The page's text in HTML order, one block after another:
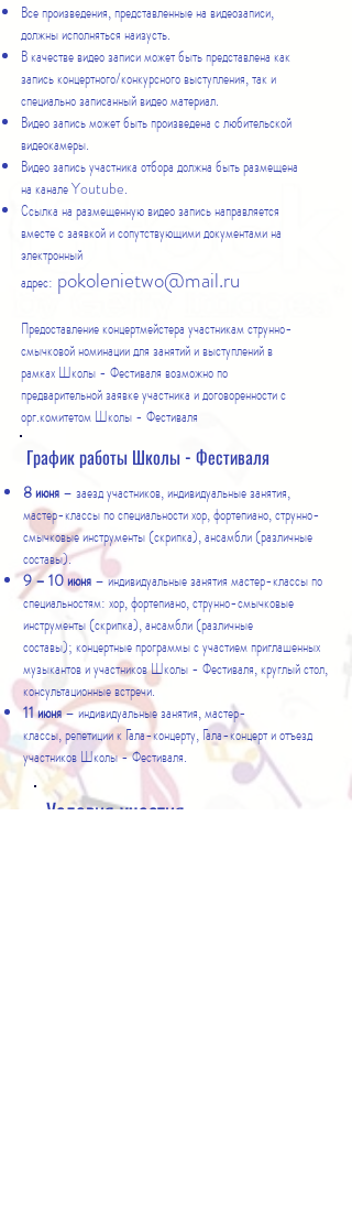
График работы Школы - Фестиваля
Все произведения, представленные на видеозаписи,
должны исполняться наизусть.
В качестве видео записи может быть представлена как
запись концертного/конкурсного выступления, так и
специально записанный видео материал.
Видео запись может быть произведена с любительской
видеокамеры.
Видео запись участника отбора должна быть размещена
на канале Youtube.
Ссылка на размещенную видео запись направляется
вместе с заявкой и сопутствующими документами на
электронный
адрес: pokolenietwo@mail.ru
Предоставление концертмейстера участникам струнно-
смычковой номинации для занятий и выступлений в
рамках Школы - Фестиваля возможно по
предварительной заявке участника и договоренности с
орг.комитетом Школы - Фестиваля
8 июня – заезд участников, индивидуальные занятия,
мастер-классы по специальности хор, фортепиано, струнно-
смычковые инструменты (скрипка), ансамбли (различные
составы).
9 – 10 июня – индивидуальные занятия мастер-классы по
специальностям: хор, фортепиано, струнно-смычковые
инструменты (скрипка), ансамбли (различные
составы); концертные программы с участием приглашенных
музыкантов и участников Школы - Фестиваля, круглый стол,
консультационные встречи.
11 июня– индивидуальные занятия, мастер-
классы, репетиции к Гала-концерту, Гала-концерт и отъезд
участников Школы - Фестиваля.
Условия участия